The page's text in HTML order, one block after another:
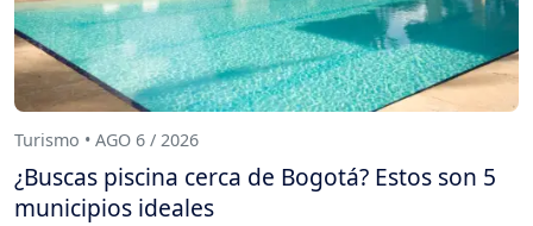
Turismo • AGO 6 / 2026
¿Buscas piscina cerca de Bogotá? Estos son 5
municipios ideales